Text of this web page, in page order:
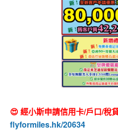
😍 經小斯申請信用卡/戶口/稅
flyformiles.hk/20634